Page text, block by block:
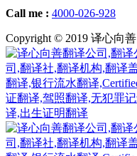
Call me : 4000-026-928
Copyright © 2019 译心向善